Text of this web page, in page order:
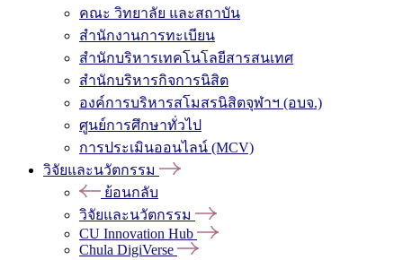
คณะ วิทยาลัย และสถาบัน
สำนักงานการทะเบียน
สำนักบริหารเทคโนโลยีสารสนเทศ
สำนักบริหารกิจการนิสิต
องค์การบริหารสโมสรนิสิตจุฬาฯ (อบจ.)
ศูนย์การศึกษาทั่วไป
การประเมินออนไลน์ (MCV)
วิจัยและนวัตกรรม
ย้อนกลับ
วิจัยและนวัตกรรม
CU Innovation Hub
Chula DigiVerse